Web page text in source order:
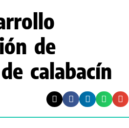
de
calabacín